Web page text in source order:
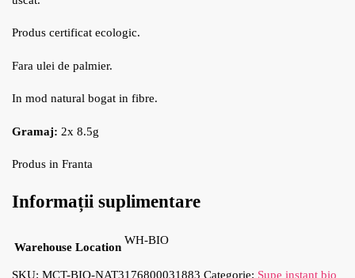
Produs certificat ecologic.
Fara ulei de palmier.
In mod natural bogat in fibre.
Gramaj: 2x 8.5g
Produs in Franta
Informații suplimentare
Warehouse Location
WH-BIO
SKU: MCT-BIO-NAT3176800031883 Categorie: Supe instant bio